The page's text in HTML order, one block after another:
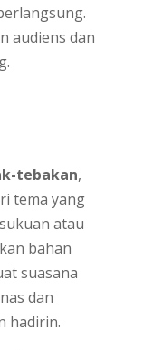
audiens dan
tebakan,
tema yang
atau
bahan
suasana
dan
hadirin.